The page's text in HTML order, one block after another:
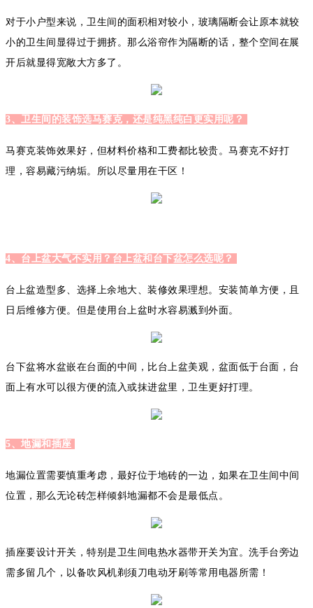
对于小户型来说，卫生间的面积相对较小，玻璃隔断会让原本就较
小的卫生间显得过于拥挤。那么浴帘作为隔断的话，整个空间在展
开后就显得宽敞大方多了。
3、卫生间的装饰选马赛克，还是纯黑纯白更实用呢？
马赛克装饰效果好，但材料价格和工费都比较贵。马赛克不好打
理，容易藏污纳垢。所以尽量用在干区！
4、台上盆大气不实用？台上盆和台下盆怎么选呢？
台上盆造型多、选择上余地大、装修效果理想。安装简单方便，且
日后维修方便。但是使用台上盆时水容易溅到外面。
台下盆将水盆嵌在台面的中间，比台上盆美观，盆面低于台面，台
面上有水可以很方便的流入或抹进盆里，卫生更好打理。
5、地漏和插座
地漏位置需要慎重考虑，最好位于地砖的一边，如果在卫生间中间
位置，那么无论砖怎样倾斜地漏都不会是最低点。
插座要设计开关，特别是卫生间电热水器带开关为宜。洗手台旁边
需多留几个，以备吹风机剃须刀电动牙刷等常用电器所需！